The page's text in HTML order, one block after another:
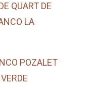
QUART DE
LA
POZALET